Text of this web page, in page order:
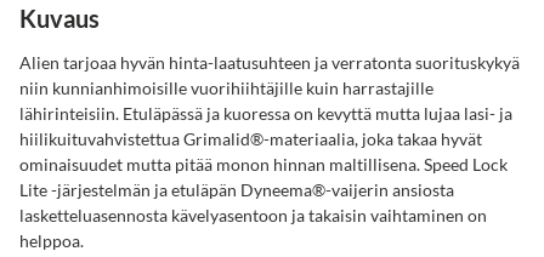
Kuvaus
Alien tarjoaa hyvän hinta-laatusuhteen ja verratonta suorituskykyä
niin kunnianhimoisille vuorihiihtäjille kuin harrastajille
lähirinteisiin. Etuläpässä ja kuoressa on kevyttä mutta lujaa lasi- ja
hiilikuituvahvistettua Grimalid®-materiaalia, joka takaa hyvät
ominaisuudet mutta pitää monon hinnan maltillisena. Speed Lock
Lite -järjestelmän ja etuläpän Dyneema®-vaijerin ansiosta
lasketteluasennosta kävelyasentoon ja takaisin vaihtaminen on
helppoa.